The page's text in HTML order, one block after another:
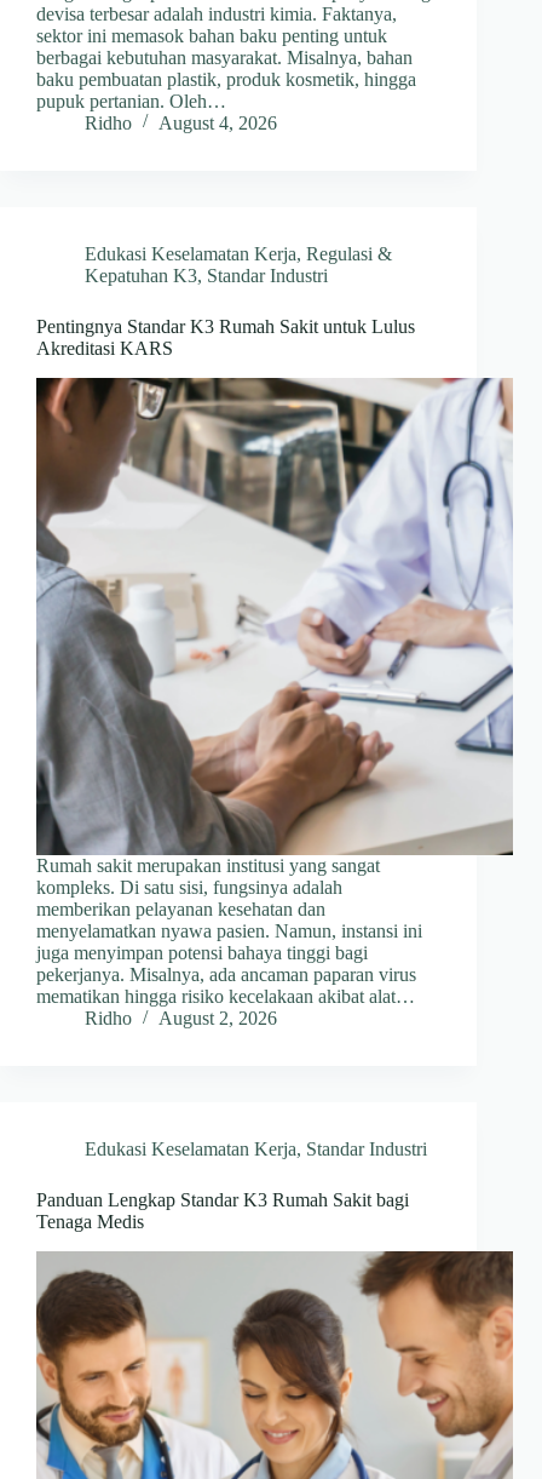
devisa terbesar adalah industri kimia. Faktanya,
sektor ini memasok bahan baku penting untuk
berbagai kebutuhan masyarakat. Misalnya, bahan
baku pembuatan plastik, produk kosmetik, hingga
pupuk pertanian. Oleh…
Ridho
August 4, 2026
Edukasi Keselamatan Kerja, Regulasi &
Kepatuhan K3, Standar Industri
Pentingnya Standar K3 Rumah Sakit untuk Lulus
Akreditasi KARS
Rumah sakit merupakan institusi yang sangat
kompleks. Di satu sisi, fungsinya adalah
memberikan pelayanan kesehatan dan
menyelamatkan nyawa pasien. Namun, instansi ini
juga menyimpan potensi bahaya tinggi bagi
pekerjanya. Misalnya, ada ancaman paparan virus
mematikan hingga risiko kecelakaan akibat alat…
Ridho
August 2, 2026
Edukasi Keselamatan Kerja, Standar Industri
Panduan Lengkap Standar K3 Rumah Sakit bagi
Tenaga Medis